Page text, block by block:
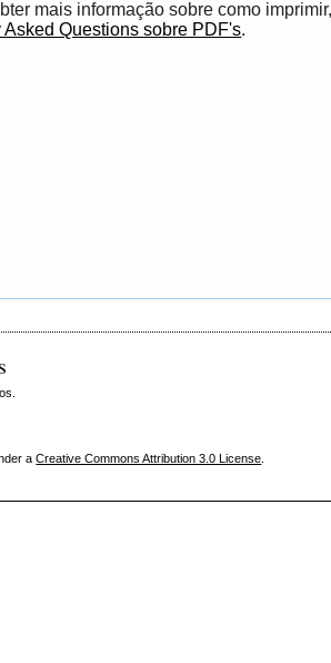
mais informação sobre como
Asked Questions sobre PDF's.
aCreative Commons Attribution 3.0 License.